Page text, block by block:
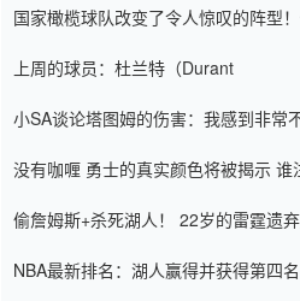
国家橄榄球队改变了令人惊叹的阵型
上周的球员：杜兰特（Durant
小SA谈论塔图姆的伤害：我感到非常
没有咖喱 勇士的真实颜色将被揭示 谁
偷詹姆斯+杀死湖人！ 22岁的雷霆遗
NBA最新排名：湖人赢得并获得第四